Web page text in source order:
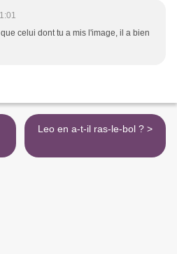
celui dont tu a mis l'image, il a bien
Leo en a-t-il ras-le-bol ? >